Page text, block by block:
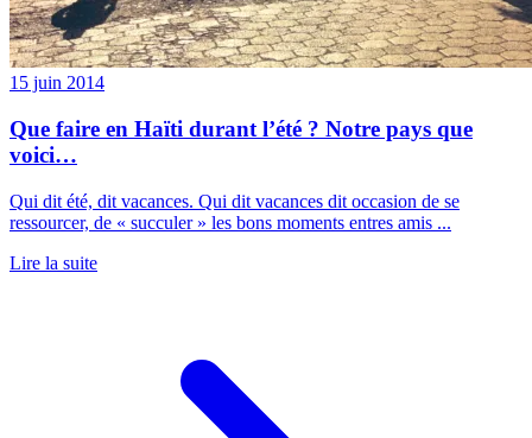
15 juin 2014
Que faire en Haïti durant l’été ? Notre pays que
voici…
Qui dit été, dit vacances. Qui dit vacances dit occasion de se
ressourcer, de « succuler » les bons moments entres amis ...
Lire la suite